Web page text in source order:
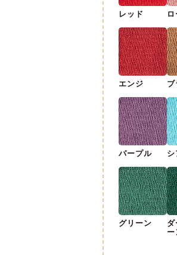
レッド
エンジ ブ
パープル シ
グリーン
ダ
ー